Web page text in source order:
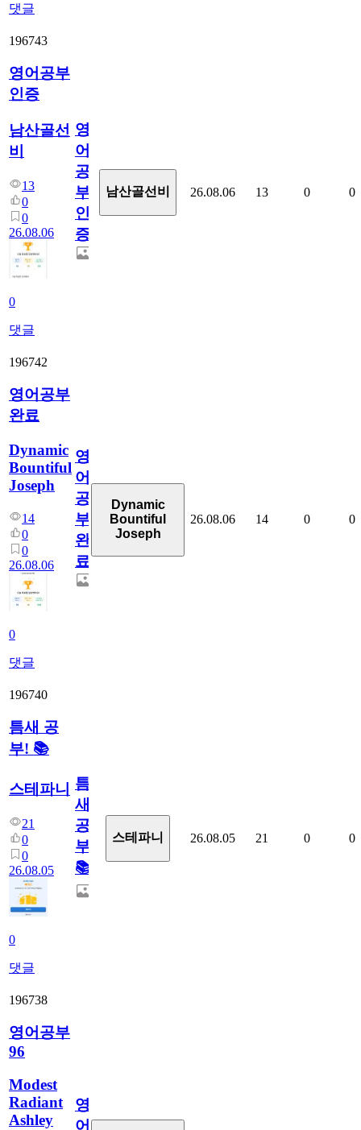
댓글
196743
영어공부
인증
남산골선
비
13
0
0
26.08.06
0
댓글
영
어
공
부
인
증
남산골선비 26.08.06 13 0 0
196742
영어공부
완료
Dynamic
Bountiful
Joseph
14
0
0
26.08.06
0
댓글
영
어
공
부
완
료
Dynamic
Bountiful
Joseph
26.08.06 14 0 0
196740
틈새 공
부! 📚
스테파니
21
0
0
26.08.05
0
댓글
틈
새
공
부!
📚
스테파니 26.08.05 21 0 0
196738
영어공부
96
Modest
Radiant
Ashley
영
어